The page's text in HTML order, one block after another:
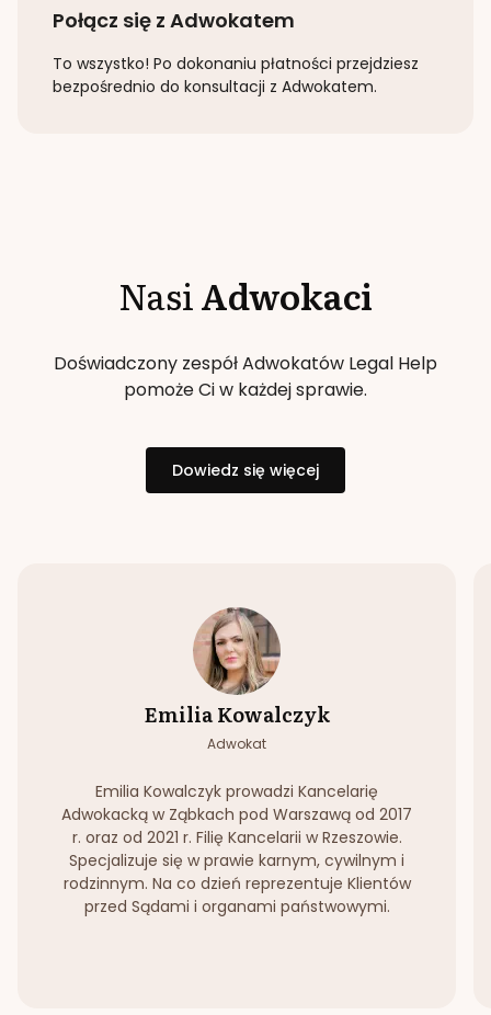
Połącz się z Adwokatem
To wszystko! Po dokonaniu płatności przejdziesz
bezpośrednio do konsultacji z Adwokatem.
NasiAdwokaci
Doświadczony zespół Adwokatów Legal Help
pomoże Ci w każdej sprawie.
Dowiedz się więcej
Emilia Kowalczyk
Adwokat
Emilia Kowalczyk prowadzi Kancelarię
Adwokacką w Ząbkach pod Warszawą od 2017
r. oraz od 2021 r. Filię Kancelarii w Rzeszowie.
Specjalizuje się w prawie karnym, cywilnym i
rodzinnym. Na co dzień reprezentuje Klientów
przed Sądami i organami państwowymi.